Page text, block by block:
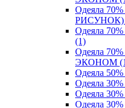
Одеяла
РИСУНОК)
Одеяла
(1)
Одеяла
ЭКОНОМ
Одеяла
Одеяла
Одеяла
Одеяла